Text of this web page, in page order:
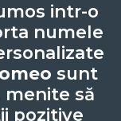
intr-o
numele
sunt
menite să
pozitive